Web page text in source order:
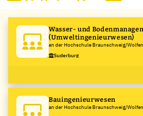
Wasser- und
(Umweltingenieurwesen)
an der Hochschule Braunschweig/
Hochschule für angewandte
Suderburg
Bauingenieurwesen
an der Hochschule Braunschweig/